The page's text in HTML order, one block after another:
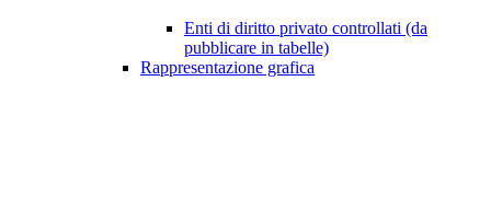
Enti di diritto privato controllati (da
pubblicare in tabelle)
Rappresentazione grafica